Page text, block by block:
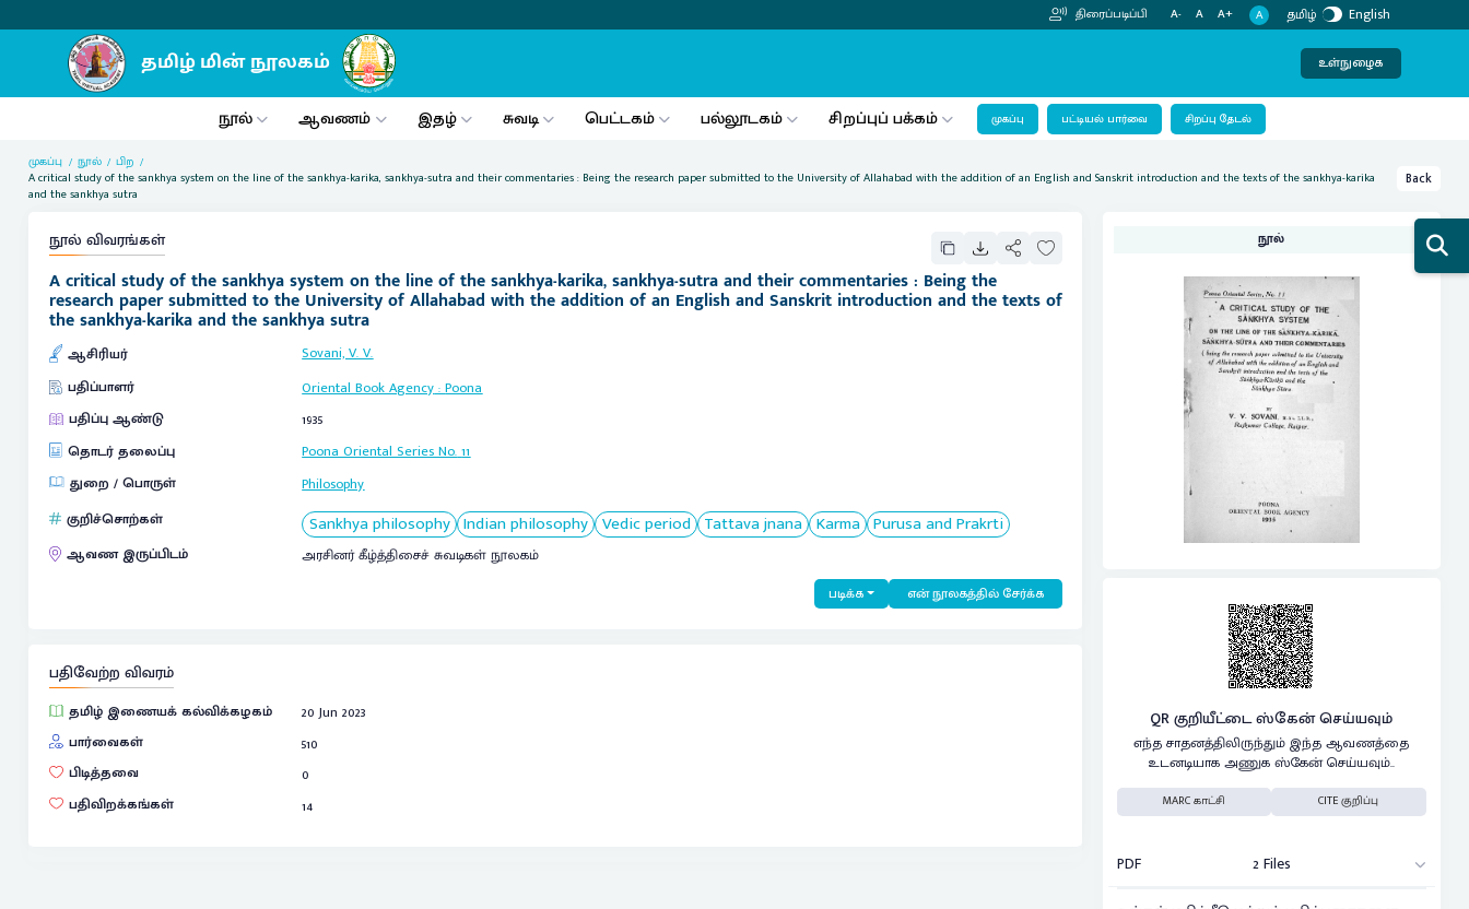
திரைப்படிப்பி A- A A+ A தமிழ் English
உள்நுழைக
நூல் ஆவணம் இதழ் சுவடி பெட்டகம் பல்லூடகம் சிறப்புப் பக்கம் முகப்பு பட்டியல் பார்வை சிறப்பு தேடல்
முகப்பு நூல்
பிற
A critical study of the sankhya system on the line of the sankhya-karika, sankhya-sutra and their commentaries : Being the research paper submitted to the University of Allahabad with the addition of an English and Sanskrit introduction and the texts of the sankhya-karika
and the sankhya sutra
Back
நூல் விவரங்கள்
A critical study of the sankhya system on the line of the sankhya-karika, sankhya-sutra and their commentaries : Being the
research paper submitted to the University of Allahabad with the addition of an English and Sanskrit introduction and the texts of
the sankhya-karika and the sankhya sutra
ஆசிரியர்
Sovani, V. V.
பதிப்பாளர்
Oriental Book Agency:Poona
பதிப்பு ஆண்டு
1935
தொடர் தலைப்பு
Poona Oriental Series No.11
துறை / பொருள்
Philosophy
குறிச்சொற்கள்
Sankhya philosophy Indian philosophy Vedic period Tattava jnana Karma Purusa and Prakrti
ஆவண இருப்பிடம் அரசினர் கீழ்த்திசைச் சுவடிகள் நூலகம்
படிக்க என் நூலகத்தில் சேர்க்க
பதிவேற்ற விவரம்
தமிழ் இணையக் கல்விக்கழகம்
20 Jun 2023
பார்வைகள்
510
பிடித்தவை
0
பதிவிறக்கங்கள்
14
நூல்
QR குறியீட்டை ஸ்கேன் செய்யவும்
எந்த சாதனத்திலிருந்தும் இந்த ஆவணத்தை
உடனடியாக அணுக ஸ்கேன் செய்யவும்..
MARC காட்சி CITE குறிப்பு
PDF 2 Files